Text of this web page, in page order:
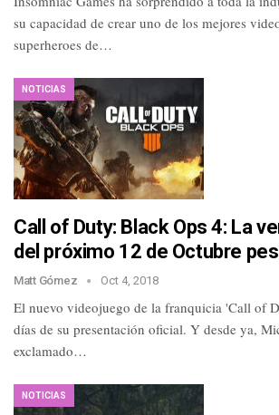
su capacidad de crear uno de los mejores
superheroes de…
NOTICIAS
Call of Duty: Black Ops 4: La
del próximo 12 de Octubre
Matt Gómez Oct 4, 2018
El nuevo videojuego de la franquicia 'Call of
días de su presentación oficial. Y desde ya,
exclamado…
NOTICIAS